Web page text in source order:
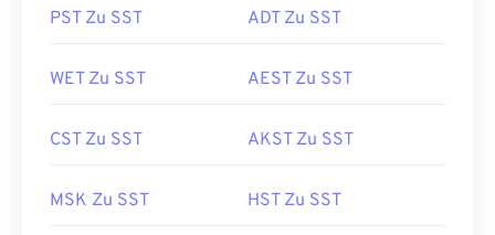
PST Zu SST ADT Zu SST
WET Zu SST AEST Zu SST
CST Zu SST AKST Zu SST
MSK Zu SST HST Zu SST